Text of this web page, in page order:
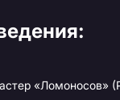
«Ломоносов»